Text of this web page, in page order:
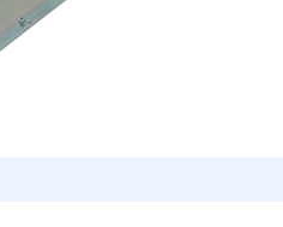
技術実証